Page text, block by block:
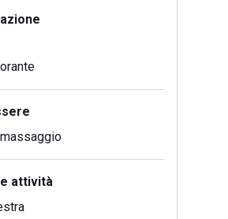
attività